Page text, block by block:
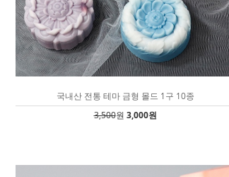
국내산 전통 테마 금형 몰드 1구 10종
3,500원 3,000원